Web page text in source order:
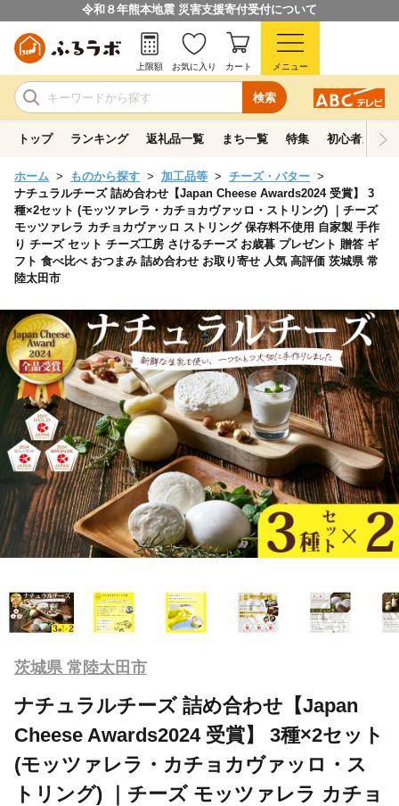
令和８年熊本地震 災害支援寄付受付について
検索
上限額 お気に入り カート メニュー
トップ ランキング 返礼品一覧 まち一覧 特集 初心者ガイド
ホーム ものから探す 加工品等
チーズ・バター
ナチュラルチーズ 詰め合わせ【Japan Cheese Awards2024 受賞】 3
種×2セット (モッツァレラ・カチョカヴァッロ・ストリング) ｜チーズ
モッツァレラ カチョカヴァッロ ストリング 保存料不使用 自家製 手作
り チーズ セット チーズ工房 さけるチーズ お歳暮 プレゼント 贈答 ギ
フト 食べ比べ おつまみ 詰め合わせ お取り寄せ 人気 高評価 茨城県 常
陸太田市
茨城県 常陸太田市
ナチュラルチーズ 詰め合わせ【Japan
Cheese Awards2024 受賞】 3種×2セット
(モッツァレラ・カチョカヴァッロ・ス
トリング) ｜チーズ モッツァレラ カチョ